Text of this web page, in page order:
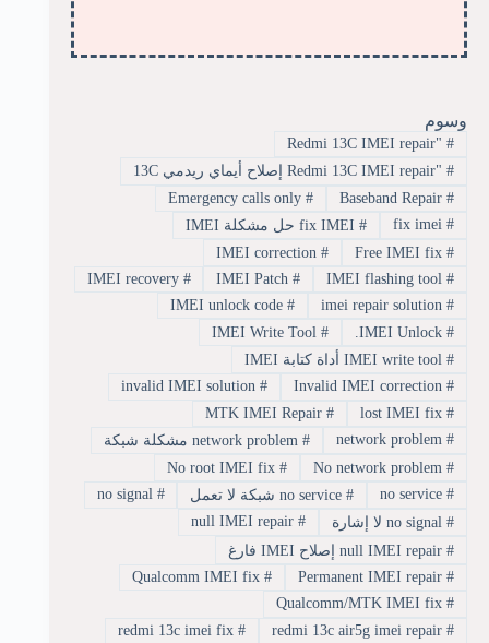
وسوم
#
"Redmi 13C IMEI repair
#"Redmi 13C IMEI repair إصلاح أيماي ريدمي 13C
#
Baseband Repair
#
Emergency calls only
#
fix imei
#fix IMEI حل مشكلة IMEI
#
Free IMEI fix
#
IMEI correction
#
IMEI flashing tool
#
IMEI Patch
#
IMEI recovery
#
imei repair solution
#
IMEI unlock code
#
IMEI Unlock.
#
IMEI Write Tool
#IMEI write tool أداة كتابة IMEI
#
Invalid IMEI correction
#
invalid IMEI solution
#
lost IMEI fix
#
MTK IMEI Repair
#
network problem
#network problem مشكلة شبكة
#
No network problem
#
No root IMEI fix
#
no service
#no service شبكة لا تعمل #
#no signal لا إشارة #
null IMEI repair
#null IMEI repair إصلاح IMEI فارغ
#
Permanent IMEI repair
#
Qualcomm IMEI fix
#
Qualcomm/MTK IMEI fix
#
redmi 13c air5g imei repair
#
redmi 13c imei fix